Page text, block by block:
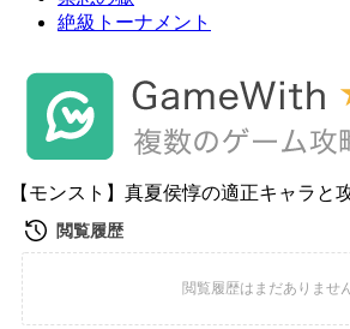
絶級トーナメント
【モンスト】真夏侯惇の適正キャラと